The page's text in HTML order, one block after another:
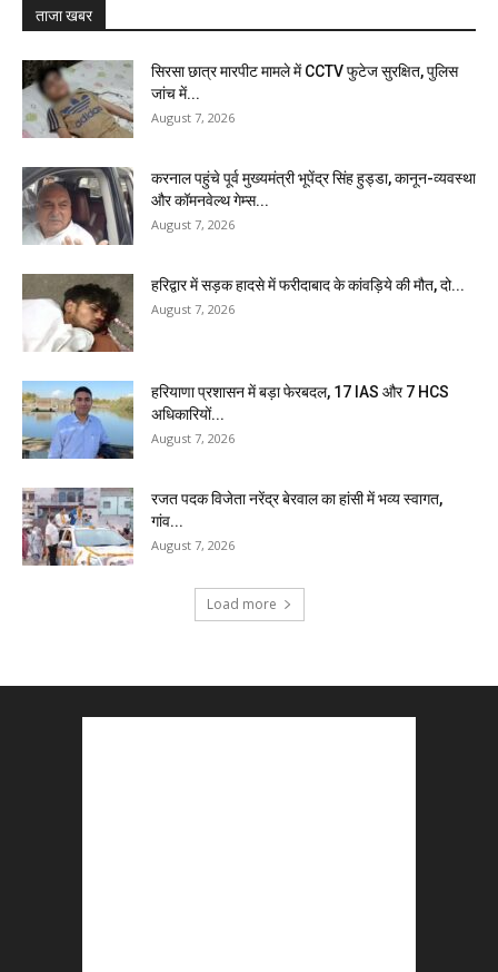
ताजा खबर
सिरसा छात्र मारपीट मामले में CCTV फुटेज सुरक्षित, पुलिस
जांच में...
August 7, 2026
करनाल पहुंचे पूर्व मुख्यमंत्री भूपेंद्र सिंह हुड्डा, कानून-व्यवस्था
और कॉमनवेल्थ गेम्स...
August 7, 2026
हरिद्वार में सड़क हादसे में फरीदाबाद के कांवड़िये की मौत, दो...
August 7, 2026
हरियाणा प्रशासन में बड़ा फेरबदल, 17 IAS और 7 HCS
अधिकारियों...
August 7, 2026
रजत पदक विजेता नरेंद्र बेरवाल का हांसी में भव्य स्वागत,
गांव...
August 7, 2026
Load more